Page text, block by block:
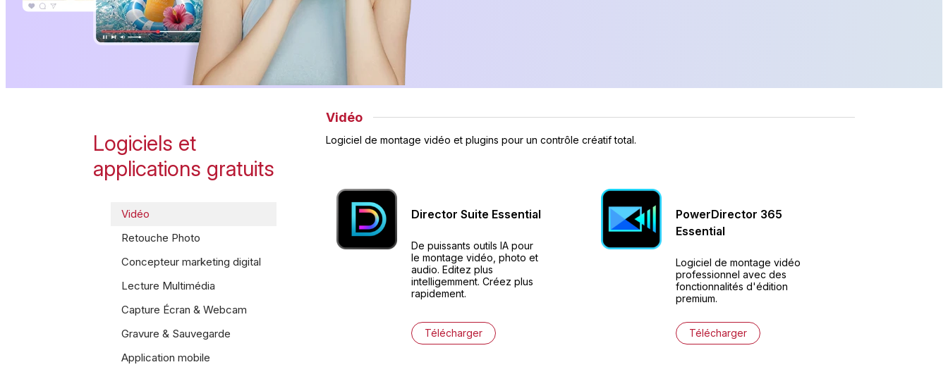
Logiciels et
applications gratuits
Vidéo
Retouche Photo
Concepteur marketing digital
Lecture Multimédia
Capture Écran & Webcam
Gravure & Sauvegarde
Application mobile
Vidéo
Logiciel de montage vidéo et plugins pour un contrôle créatif total.
Director Suite Essential
De puissants outils IA pour
le montage vidéo, photo et
audio. Editez plus
intelligemment. Créez plus
rapidement.
Télécharger
PowerDirector 365
Essential
Logiciel de montage vidéo
professionnel avec des
fonctionnalités d'édition
premium.
Télécharger